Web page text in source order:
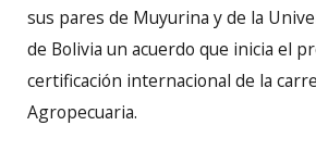
sus pares de Muyurina y de la
de Bolivia un acuerdo que inicia el
certificación internacional de la
Agropecuaria.